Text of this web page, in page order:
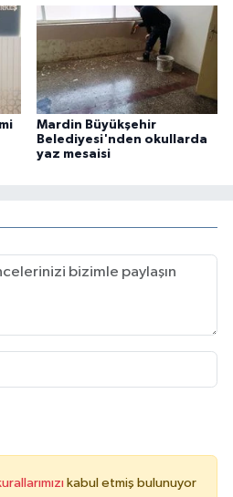
Mardin Büyükşehir
Belediyesi'nden okullarda
yaz mesaisi
kabul etmiş bulunuyor